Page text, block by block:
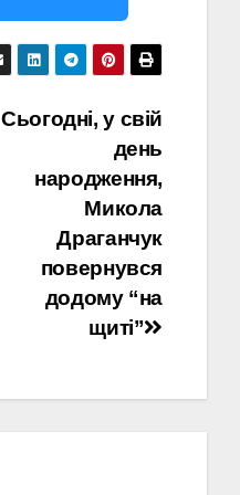
Сьогодні, у свій
день
народження,
Микола
Драганчук
повернувся
додому “на
щиті”